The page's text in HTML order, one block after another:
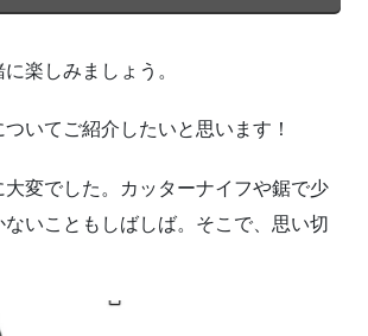
楽しみましょう。
いてご紹介したいと思います！
変でした。カッターナイフや鋸で少
いこともしばしば。そこで、思い切